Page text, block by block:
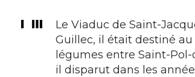
Le Viaduc de Saint-
Guillec, il était destiné
légumes entre Saint-
il disparut dans les